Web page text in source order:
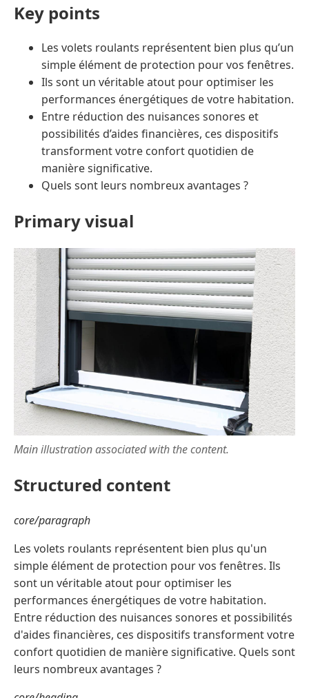
Key points
Les volets roulants représentent bien plus qu’un
simple élément de protection pour vos fenêtres.
Ils sont un véritable atout pour optimiser les
performances énergétiques de votre habitation.
Entre réduction des nuisances sonores et
possibilités d’aides financières, ces dispositifs
transforment votre confort quotidien de
manière significative.
Quels sont leurs nombreux avantages ?
Primary visual
Main illustration associated with the content.
Structured content
core/paragraph
Les volets roulants représentent bien plus qu'un
simple élément de protection pour vos fenêtres. Ils
sont un véritable atout pour optimiser les
performances énergétiques de votre habitation.
Entre réduction des nuisances sonores et possibilités
d'aides financières, ces dispositifs transforment votre
confort quotidien de manière significative. Quels sont
leurs nombreux avantages ?